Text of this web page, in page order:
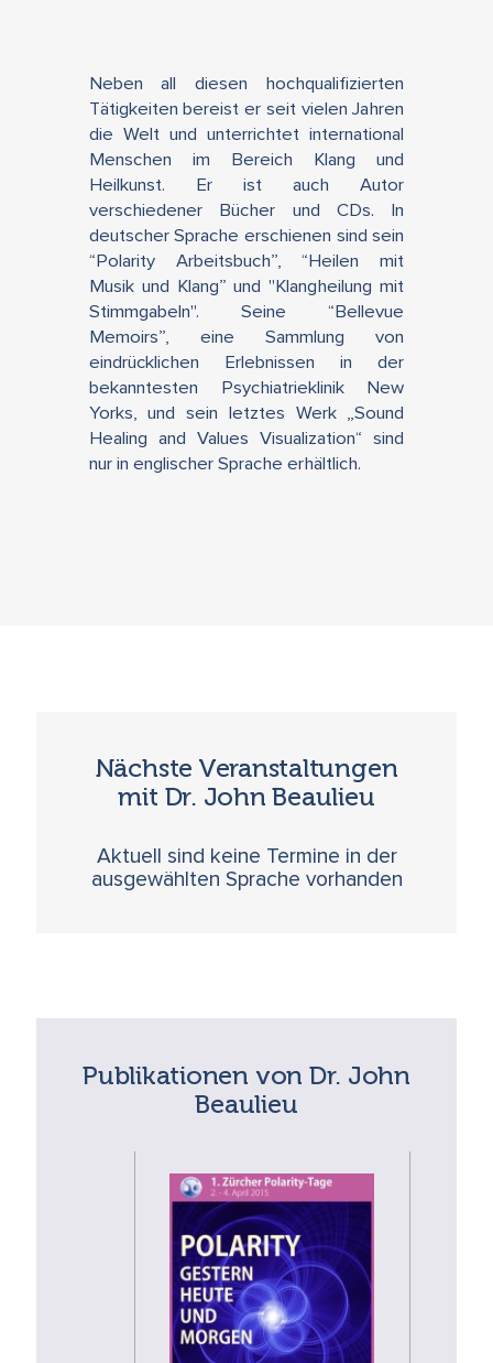
Neben all diesen hochqualifizierten
Tätigkeiten bereist er seit vielen Jahren
die Welt und unterrichtet international
Menschen im Bereich Klang und
Heilkunst. Er ist auch Autor
verschiedener Bücher und CDs. In
deutscher Sprache erschienen sind sein
“Polarity Arbeitsbuch”, “Heilen mit
Musik und Klang” und "Klangheilung mit
Stimmgabeln". Seine “Bellevue
Memoirs”, eine Sammlung von
eindrücklichen Erlebnissen in der
bekanntesten Psychiatrieklinik New
Yorks, und sein letztes Werk „Sound
Healing and Values Visualization“ sind
nur in englischer Sprache erhältlich.
Nächste Veranstaltungen
mit Dr. John Beaulieu
Aktuell sind keine Termine in der
ausgewählten Sprache vorhanden
Publikationen von Dr. John
Beaulieu